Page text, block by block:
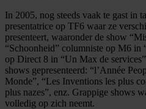
In 2005, nog steeds vaak te gast in
presentatrice op TF6 waar ze
presenteert, waaronder de show
“Schoonheid” columniste op M6 in
op Direct 8 in “Un Max de
shows gepresenteerd: “l’Année
Monde”, “Les Inventions les plus
plus nazes”, enz. Grappige shows
volledig op zich neemt.